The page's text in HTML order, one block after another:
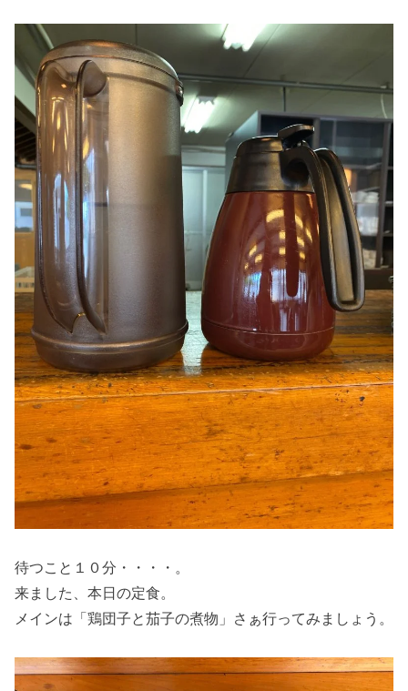
待つこと１０分・・・・。
来ました、本日の定食。
メインは「鶏団子と茄子の煮物」さぁ行ってみましょう。